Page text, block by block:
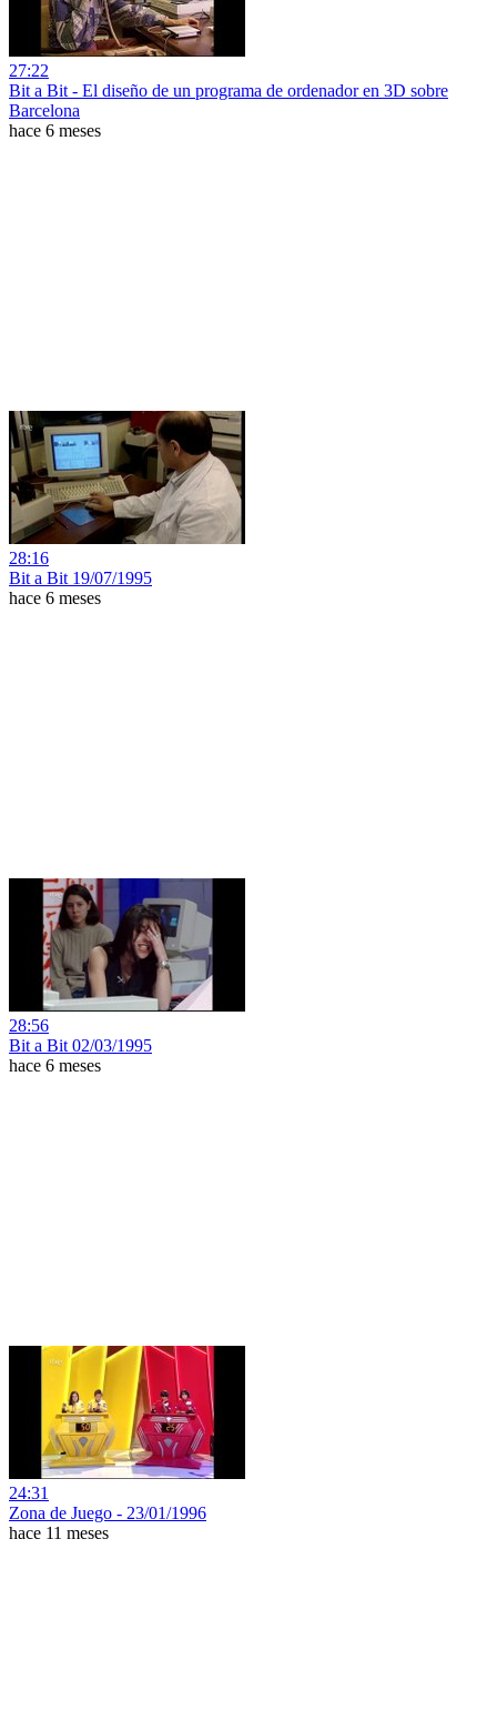
27:22
Bit a Bit - El diseño de un programa de ordenador en 3D sobre
Barcelona
hace 6 meses
28:16
Bit a Bit 19/07/1995
hace 6 meses
28:56
Bit a Bit 02/03/1995
hace 6 meses
24:31
Zona de Juego - 23/01/1996
hace 11 meses